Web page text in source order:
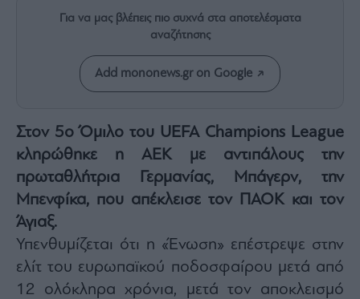
Vivants
Υγεία
Architecture
&
Design
Fashion
&
Art
Watches
Yachts
Για να μας βλέπεις πιο συχνά στα αποτελέσματα
αναζήτησης
Add mononews.gr on Google
Στον 5ο Όμιλο του UEFA Champions League
κληρώθηκε η ΑΕΚ με αντιπάλους την
πρωταθλήτρια Γερμανίας, Μπάγερν, την
Μπενφίκα, που απέκλεισε τον ΠΑΟΚ και τον
Άγιαξ.
Υπενθυμίζεται ότι η «Ένωση» επέστρεψε στην
ελίτ του ευρωπαϊκού ποδοσφαίρου μετά από
12 ολόκληρα χρόνια, μετά τον αποκλεισμό